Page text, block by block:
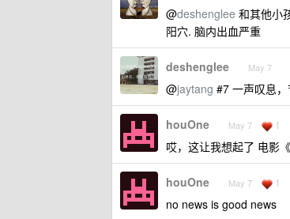
@deshenglee 和其他小
阳穴. 脑内出血严重
deshenglee May 7
@jaytang #7 一声叹息
houOne May 7 1
哎，这让我想起了 电影
houOne May 7 1
no news is good news